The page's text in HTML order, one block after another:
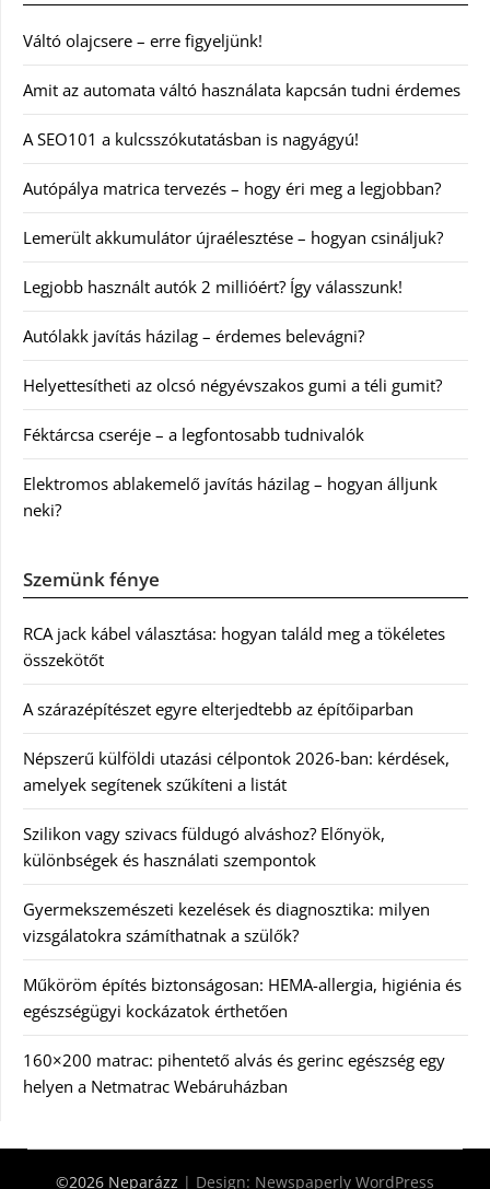
Váltó olajcsere – erre figyeljünk!
Amit az automata váltó használata kapcsán tudni érdemes
A SEO101 a kulcsszókutatásban is nagyágyú!
Autópálya matrica tervezés – hogy éri meg a legjobban?
Lemerült akkumulátor újraélesztése – hogyan csináljuk?
Legjobb használt autók 2 millióért? Így válasszunk!
Autólakk javítás házilag – érdemes belevágni?
Helyettesítheti az olcsó négyévszakos gumi a téli gumit?
Féktárcsa cseréje – a legfontosabb tudnivalók
Elektromos ablakemelő javítás házilag – hogyan álljunk
neki?
Szemünk fénye
RCA jack kábel választása: hogyan találd meg a tökéletes
összekötőt
A szárazépítészet egyre elterjedtebb az építőiparban
Népszerű külföldi utazási célpontok 2026-ban: kérdések,
amelyek segítenek szűkíteni a listát
Szilikon vagy szivacs füldugó alváshoz? Előnyök,
különbségek és használati szempontok
Gyermekszemészeti kezelések és diagnosztika: milyen
vizsgálatokra számíthatnak a szülők?
Műköröm építés biztonságosan: HEMA-allergia, higiénia és
egészségügyi kockázatok érthetően
160×200 matrac: pihentető alvás és gerinc egészség egy
helyen a Netmatrac Webáruházban
©2026 Neparázz | Design: Newspaperly WordPress